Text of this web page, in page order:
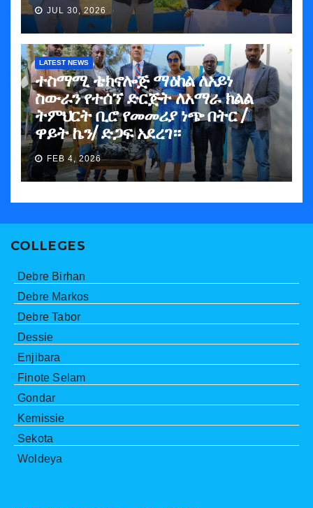
JUL 30, 2026
LATEST NEWS
ተስማሚ ቴክኖሎጅ ማዕከል ለአይነ
ስውራን የተሰኘ ድርጅት ለአማራ ክልል
ትምህርት ቢሮ የመመሪያ ነጭ በትር /
ዋይት ኬን/ ድጋፍ አደረገ።
FEB 4, 2026
COLLEGES
Debre Birhan
Debre Markos
Debre Tabor
Dessie
Enjibara
Finote Selam
Gondar
Kemissie
Sekota
Woldeya